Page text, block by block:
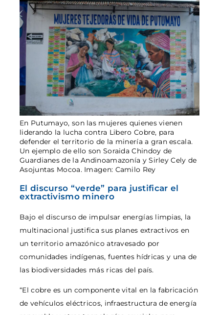
En Putumayo, son las mujeres quienes vienen
liderando la lucha contra Libero Cobre, para
defender el territorio de la minería a gran escala.
Un ejemplo de ello son Soraida Chindoy de
Guardianes de la Andinoamazonía y Sirley Cely de
Asojuntas Mocoa. Imagen: Camilo Rey
El discurso “verde” para justificar el
extractivismo minero
Bajo el discurso de impulsar energías limpias, la
multinacional justifica sus planes extractivos en
un territorio amazónico atravesado por
comunidades indígenas, fuentes hídricas y una de
las biodiversidades más ricas del país.
“El cobre es un componente vital en la fabricación
de vehículos eléctricos, infraestructura de energía